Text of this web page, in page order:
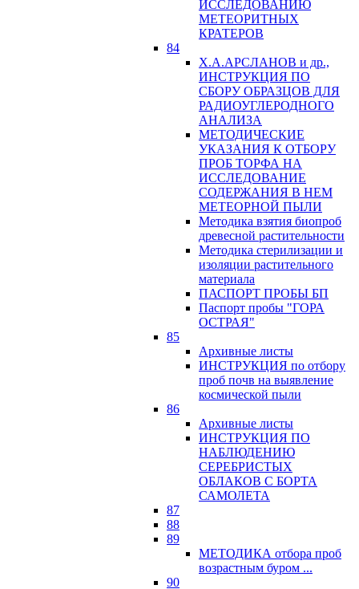
ИССЛЕДОВАНИЮ
МЕТЕОРИТНЫХ
КРАТЕРОВ
84
Х.А.АРСЛАНОВ и др.,
ИНСТРУКЦИЯ ПО
СБОРУ ОБРАЗЦОВ ДЛЯ
РАДИОУГЛЕРОДНОГО
АНАЛИЗА
МЕТОДИЧЕСКИЕ
УКАЗАНИЯ К ОТБОРУ
ПРОБ ТОРФА НА
ИССЛЕДОВАНИЕ
СОДЕРЖАНИЯ В НЕМ
МЕТЕОРНОЙ ПЫЛИ
Методика взятия биопроб
древесной растительности
Методика стерилизации и
изоляции растительного
материала
ПАСПОРТ ПРОБЫ БП
Паспорт пробы "ГОРА
ОСТРАЯ"
85
Архивные листы
ИНСТРУКЦИЯ по отбору
проб почв на выявление
космической пыли
86
Архивные листы
ИНСТРУКЦИЯ ПО
НАБЛЮДЕНИЮ
СЕРЕБРИСТЫХ
ОБЛАКОВ С БОРТА
САМОЛЕТА
87
88
89
МЕТОДИКА отбора проб
возрастным буром ...
90